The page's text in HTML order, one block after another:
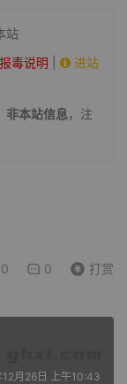
站
报毒说明
进站
非本站信息，注
0 0 打赏
月26日 上午10:43